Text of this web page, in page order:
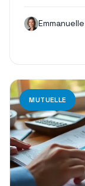
Emmanuelle
MUTUELLE